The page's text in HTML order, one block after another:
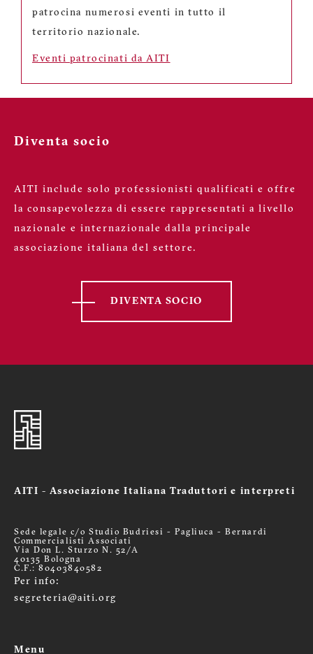
patrocina numerosi eventi in tutto il
territorio nazionale.
Eventi patrocinati da AITI
Diventa socio
AITI include solo professionisti qualificati e offre
la consapevolezza di essere rappresentati a livello
nazionale e internazionale dalla principale
associazione italiana del settore.
DIVENTA SOCIO
AITI - Associazione Italiana Traduttori e interpreti
Sede legale c/o Studio Budriesi - Pagliuca - Bernardi
Commercialisti Associati
Via Don L. Sturzo N. 52/A
40135 Bologna
C.F.: 80403840582
Per info:
segreteria@aiti.org
Menu